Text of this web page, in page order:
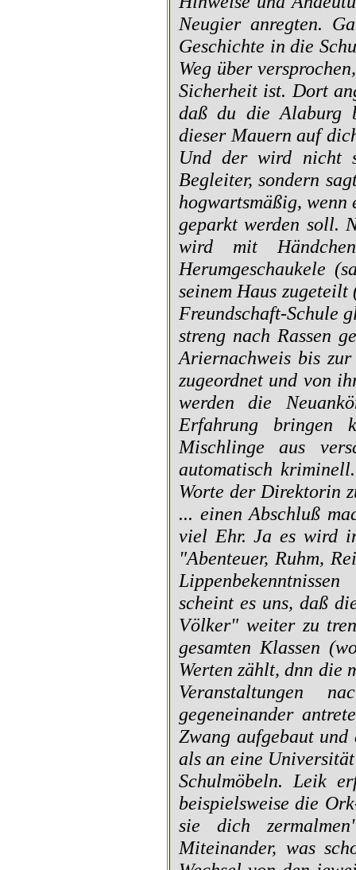
Neugier anregten.
Geschichte in die
Weg über
Sicherheit ist. Dort
daß du die Alaburg
dieser Mauern auf
Und der wird nicht
Begleiter, sondern
hogwartsmäßig,
geparkt werden soll.
wird mit
Herumgeschaukele
seinem Haus
Freundschaft-Schule
streng nach Rassen
Ariernachweis bis
zugeordnet und von
werden die
Erfahrung bringen
Mischlinge aus
automatisch
Worte der Direktorin
... einen Abschluß
viel Ehr. Ja es wird
"Abenteuer, Ruhm,
scheint es uns, daß
Völker" weiter zu
gesamten Klassen
Werten zählt, dnn die
Veranstaltungen
gegeneinander
Zwang aufgebaut
als an eine
Schulmöbeln. Leik
beispielsweise die
sie dich
Miteinander, was